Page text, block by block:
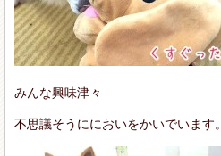
みんな興味津々
不思議そうににおいをかいでいます。